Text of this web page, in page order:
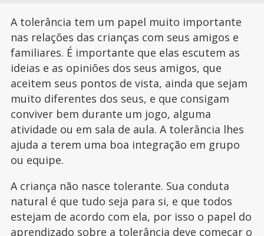
A tolerância tem um papel muito importante
nas relações das crianças com seus amigos e
familiares. É importante que elas escutem as
ideias e as opiniões dos seus amigos, que
aceitem seus pontos de vista, ainda que sejam
muito diferentes dos seus, e que consigam
conviver bem durante um jogo, alguma
atividade ou em sala de aula. A tolerância lhes
ajuda a terem uma boa integração em grupo
ou equipe.
A criança não nasce tolerante. Sua conduta
natural é que tudo seja para si, e que todos
estejam de acordo com ela, por isso o papel do
aprendizado sobre a tolerância deve começar o